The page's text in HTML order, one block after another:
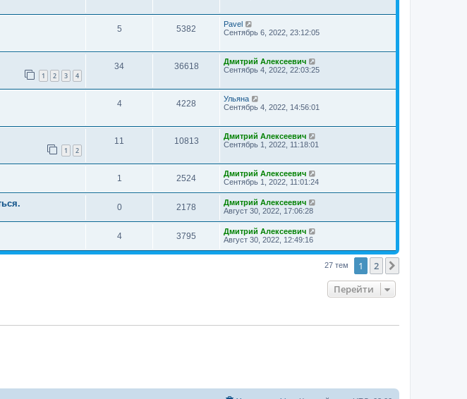
5 5382
Pavel
Сентябрь 6, 2022, 23:12:05
1 2 3 4
34 36618
Дмитрий Алексеевич
Сентябрь 4, 2022, 22:03:25
4 4228
Ульяна
Сентябрь 4, 2022, 14:56:01
1 2
11 10813
Дмитрий Алексеевич
Сентябрь 1, 2022, 11:18:01
1 2524
Дмитрий Алексеевич
Сентябрь 1, 2022, 11:01:24
0 2178
Дмитрий Алексеевич
Август 30, 2022, 17:06:28
4 3795
Дмитрий Алексеевич
Август 30, 2022, 12:49:16
27 тем 1 2
Перейти